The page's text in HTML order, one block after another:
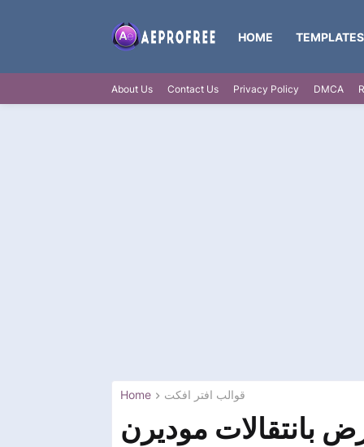
HOME TEMPLATES
About Us Contact Us Privacy Policy DMCA
Home قوالب افتر افكت
بانتقالات موديرن